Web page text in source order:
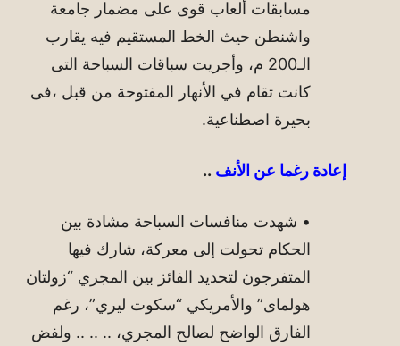
مسابقات ألعاب قوى على مضمار جامعة
واشنطن حيث الخط المستقيم فيه يقارب
الـ200 م، وأجريت سباقات السباحة التى
كانت تقام في الأنهار المفتوحة من قبل ،فى
بحيرة اصطناعية.
إعادة رغما عن الأنف ..
• شهدت منافسات السباحة مشادة بين
الحكام تحولت إلى معركة، شارك فيها
المتفرجون لتحديد الفائز بين المجري “زولتان
هولماى” والأمريكي “سكوت ليري”، رغم
الفارق الواضح لصالح المجري، .. .. .. ولفض